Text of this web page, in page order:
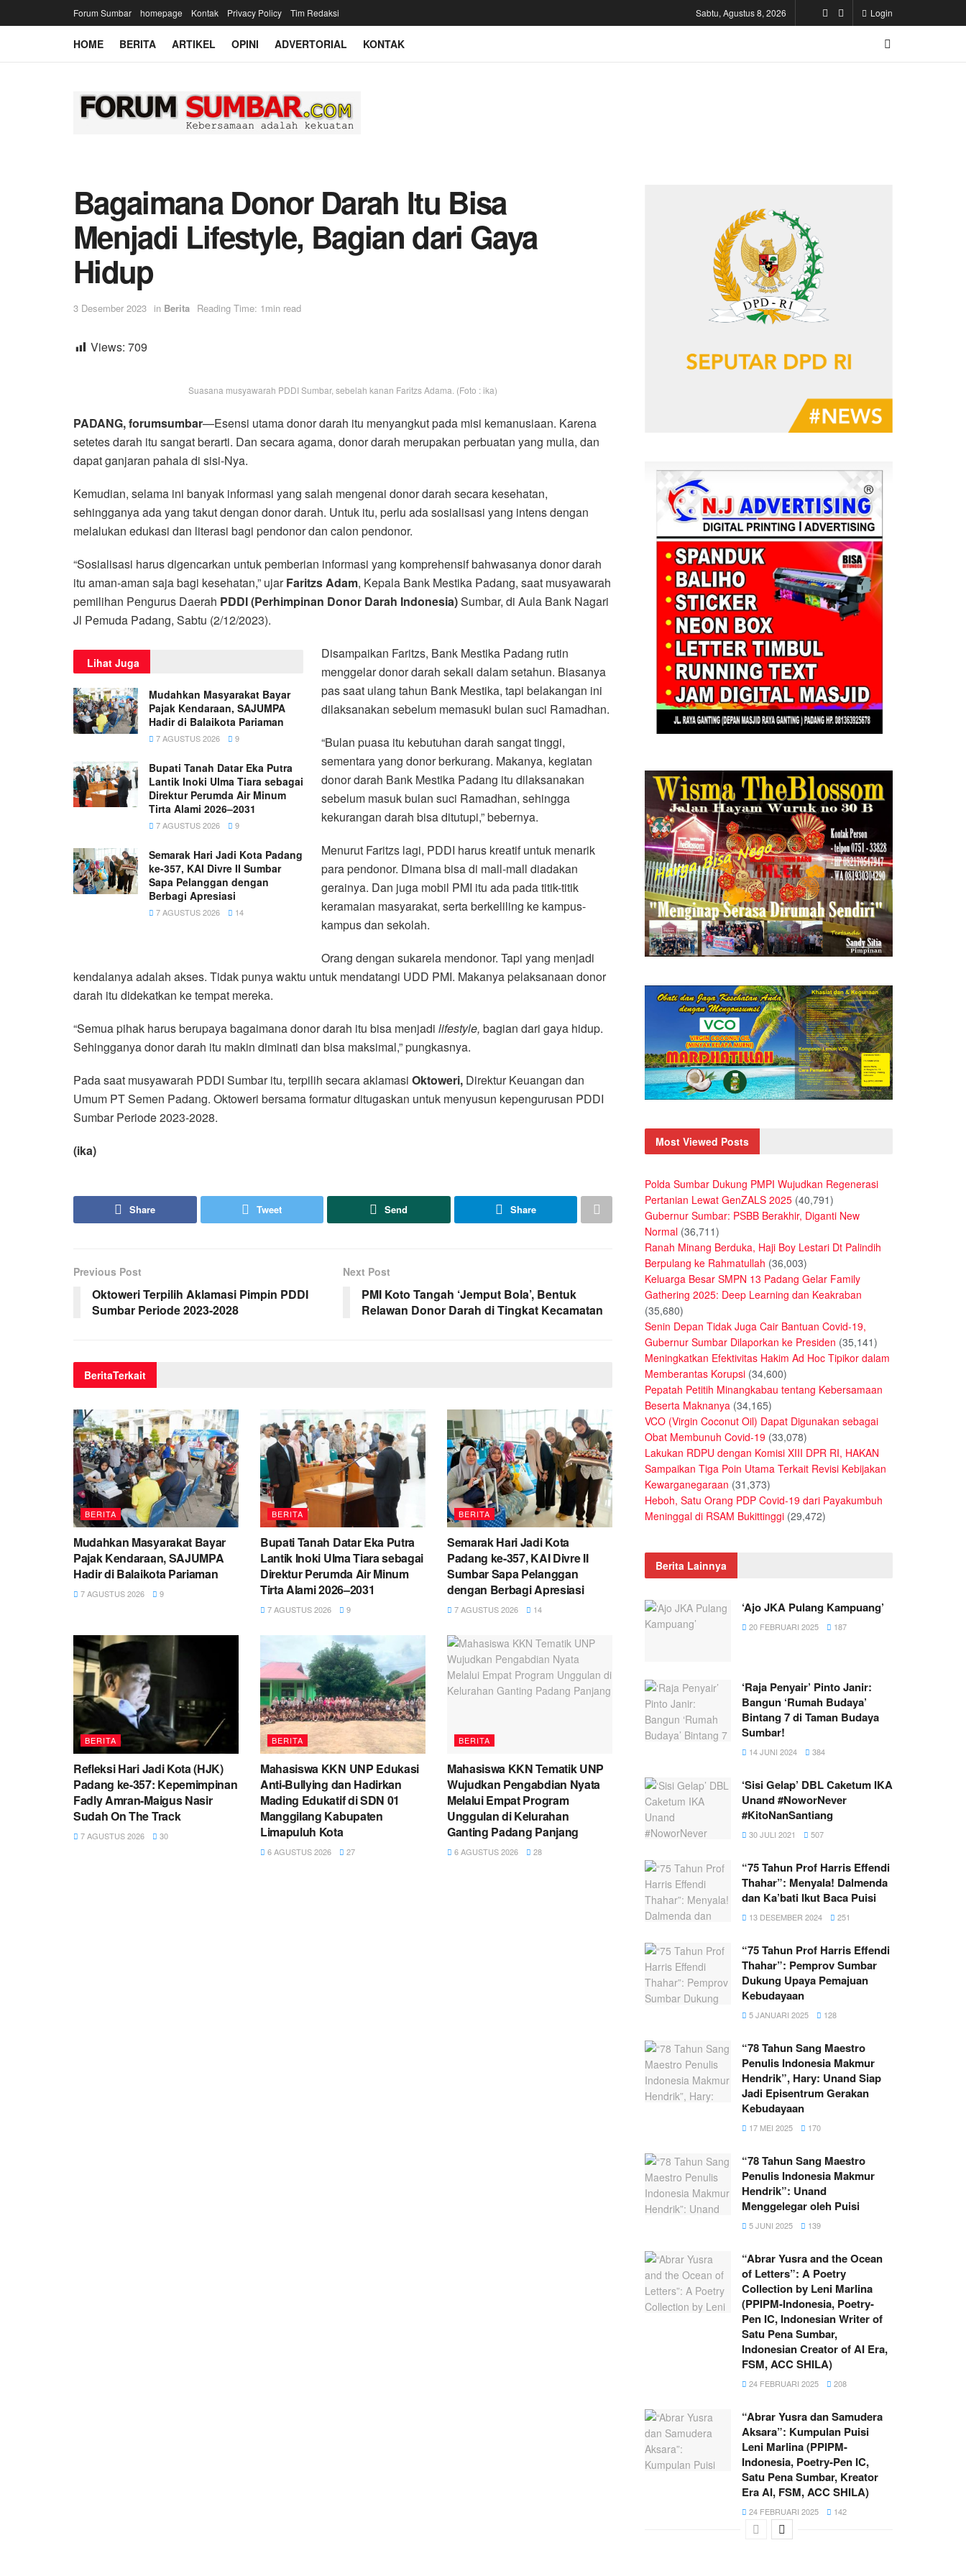
Forum Sumbar homepage Kontak Privacy Policy Tim Redaksi Sabtu, Agustus 8, 2026 Login
HOME BERITA ARTIKEL OPINI ADVERTORIAL KONTAK
Bagaimana Donor Darah Itu Bisa
Menjadi Lifestyle, Bagian dari Gaya
Hidup
3 Desember 2023 in Berita Reading Time: 1min read
Views: 709
Suasana musyawarah PDDI Sumbar, sebelah kanan Faritzs Adama. (Foto : ika)
PADANG, forumsumbar—Esensi utama donor darah itu menyangkut pada misi kemanusiaan. Karena
setetes darah itu sangat berarti. Dan secara agama, donor darah merupakan perbuatan yang mulia, dan
dapat ganjaran pahala di sisi-Nya.
Kemudian, selama ini banyak informasi yang salah mengenai donor darah secara kesehatan,
sehingganya ada yang takut dengan donor darah. Untuk itu, perlu ada sosialisasi yang intens dengan
melalukan edukasi dan literasi bagi pendonor dan calon pendonor.
“Sosialisasi harus digencarkan untuk pemberian informasi yang komprehensif bahwasanya donor darah
itu aman-aman saja bagi kesehatan,” ujarFaritzs Adam, Kepala Bank Mestika Padang, saat musyawarah
pemilihan Pengurus Daerah PDDI (Perhimpinan Donor Darah Indonesia)Sumbar, di Aula Bank Nagari
Jl Pemuda Padang, Sabtu (2/12/2023).
Lihat Juga
Mudahkan Masyarakat Bayar
Pajak Kendaraan, SAJUMPA
Hadir di Balaikota Pariaman
7 AGUSTUS 2026 9
Bupati Tanah Datar Eka Putra
Lantik Inoki Ulma Tiara sebagai
Direktur Perumda Air Minum
Tirta Alami 2026–2031
7 AGUSTUS 2026 9
Semarak Hari Jadi Kota Padang
ke-357, KAI Divre II Sumbar
Sapa Pelanggan dengan
Berbagi Apresiasi
7 AGUSTUS 2026 14
Disampaikan Faritzs, Bank Mestika Padang rutin
menggelar donor darah sekali dalam setahun. Biasanya
pas saat ulang tahun Bank Mestika, tapi belakangan ini
dilaksanakan sebelum memasuki bulan suci Ramadhan.
“Bulan puasa itu kebutuhan darah sangat tinggi,
sementara yang donor berkurang. Makanya, kegiatan
donor darah Bank Mestika Padang itu dilaksanakan
sebelum masuk bulan suci Ramadhan, sehingga
kekurangan darah bisa ditutupi,” bebernya.
Menurut Faritzs lagi, PDDI harus kreatif untuk menarik
para pendonor. Dimana bisa di mall-mall diadakan
gerainya. Dan juga mobil PMI itu ada pada titik-titik
keramaian masyarakat, serta berkeliling ke kampus-
kampus dan sekolah.
Orang dengan sukarela mendonor. Tapi yang menjadi
kendalanya adalah akses. Tidak punya waktu untuk mendatangi UDD PMI. Makanya pelaksanaan donor
darah itu didekatkan ke tempat mereka.
“Semua pihak harus berupaya bagaimana donor darah itu bisa menjadi lifestyle, bagian dari gaya hidup.
Sehingganya donor darah itu makin diminati dan bisa maksimal,” pungkasnya.
Pada saat musyawarah PDDI Sumbar itu, terpilih secara aklamasi Oktoweri, Direktur Keuangan dan
Umum PT Semen Padang. Oktoweri bersama formatur ditugaskan untuk menyusun kepengurusan PDDI
Sumbar Periode 2023-2028.
(ika)
Share Tweet Send Share
Previous Post
Oktoweri Terpilih Aklamasi Pimpin PDDI
Sumbar Periode 2023-2028
Next Post
PMI Koto Tangah ‘Jemput Bola’, Bentuk
Relawan Donor Darah di Tingkat Kecamatan
BeritaTerkait
BERITA
Mudahkan Masyarakat Bayar
Pajak Kendaraan, SAJUMPA
Hadir di Balaikota Pariaman
7 AGUSTUS 2026 9
BERITA
Bupati Tanah Datar Eka Putra
Lantik Inoki Ulma Tiara sebagai
Direktur Perumda Air Minum
Tirta Alami 2026–2031
7 AGUSTUS 2026 9
BERITA
Semarak Hari Jadi Kota
Padang ke-357, KAI Divre II
Sumbar Sapa Pelanggan
dengan Berbagi Apresiasi
7 AGUSTUS 2026 14
BERITA
Refleksi Hari Jadi Kota (HJK)
Padang ke-357: Kepemimpinan
Fadly Amran-Maigus Nasir
Sudah On The Track
7 AGUSTUS 2026 30
BERITA
Mahasiswa KKN UNP Edukasi
Anti-Bullying dan Hadirkan
Mading Edukatif di SDN 01
Manggilang Kabupaten
Limapuluh Kota
6 AGUSTUS 2026 27
BERITA
Mahasiswa KKN Tematik UNP
Wujudkan Pengabdian Nyata
Melalui Empat Program
Unggulan di Kelurahan
Ganting Padang Panjang
6 AGUSTUS 2026 28
Most Viewed Posts
Polda Sumbar Dukung PMPI Wujudkan Regenerasi
Pertanian Lewat GenZALS 2025 (40,791)
Gubernur Sumbar: PSBB Berakhir, Diganti New
Normal (36,711)
Ranah Minang Berduka, Haji Boy Lestari Dt Palindih
Berpulang ke Rahmatullah (36,003)
Keluarga Besar SMPN 13 Padang Gelar Family
Gathering 2025: Deep Learning dan Keakraban
(35,680)
Senin Depan Tidak Juga Cair Bantuan Covid-19,
Gubernur Sumbar Dilaporkan ke Presiden (35,141)
Meningkatkan Efektivitas Hakim Ad Hoc Tipikor dalam
Memberantas Korupsi (34,600)
Pepatah Petitih Minangkabau tentang Kebersamaan
Beserta Maknanya (34,165)
VCO (Virgin Coconut Oil) Dapat Digunakan sebagai
Obat Membunuh Covid-19 (33,078)
Lakukan RDPU dengan Komisi XIII DPR RI, HAKAN
Sampaikan Tiga Poin Utama Terkait Revisi Kebijakan
Kewarganegaraan (31,373)
Heboh, Satu Orang PDP Covid-19 dari Payakumbuh
Meninggal di RSAM Bukittinggi (29,472)
Berita Lainnya
‘Ajo JKA Pulang Kampuang’
20 FEBRUARI 2025 187
‘Raja Penyair’ Pinto Janir:
Bangun ‘Rumah Budaya’
Bintang 7 di Taman Budaya
Sumbar!
14 JUNI 2024 384
‘Sisi Gelap’ DBL Caketum IKA
Unand #NoworNever
#KitoNanSantiang
30 JULI 2021 507
“75 Tahun Prof Harris Effendi
Thahar”: Menyala! Dalmenda
dan Ka’bati Ikut Baca Puisi
13 DESEMBER 2024 251
“75 Tahun Prof Harris Effendi
Thahar”: Pemprov Sumbar
Dukung Upaya Pemajuan
Kebudayaan
5 JANUARI 2025 128
“78 Tahun Sang Maestro
Penulis Indonesia Makmur
Hendrik”, Hary: Unand Siap
Jadi Episentrum Gerakan
Kebudayaan
17 MEI 2025 170
“78 Tahun Sang Maestro
Penulis Indonesia Makmur
Hendrik”: Unand
Menggelegar oleh Puisi
5 JUNI 2025 139
“Abrar Yusra and the Ocean
of Letters”: A Poetry
Collection by Leni Marlina
(PPIPM-Indonesia, Poetry-
Pen IC, Indonesian Writer of
Satu Pena Sumbar,
Indonesian Creator of AI Era,
FSM, ACC SHILA)
24 FEBRUARI 2025 208
“Abrar Yusra dan Samudera
Aksara”: Kumpulan Puisi
Leni Marlina (PPIPM-
Indonesia, Poetry-Pen IC,
Satu Pena Sumbar, Kreator
Era AI, FSM, ACC SHILA)
24 FEBRUARI 2025 142